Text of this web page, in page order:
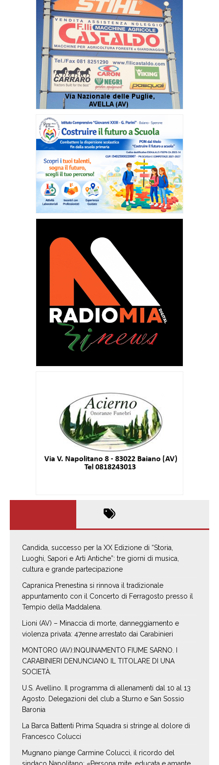
Candida, successo per la XX Edizione di “Storia,
Luoghi, Sapori e Arti Antiche”: tre giorni di musica,
cultura e grande partecipazione
Capranica Prenestina si rinnova il tradizionale
appuntamento con il Concerto di Ferragosto presso il
Tempio della Maddalena.
Lioni (AV) – Minaccia di morte, danneggiamento e
violenza privata: 47enne arrestato dai Carabinieri
MONTORO (AV):INQUINAMENTO FIUME SARNO. I
CARABINIERI DENUNCIANO IL TITOLARE DI UNA
SOCIETÀ.
U.S. Avellino. Il programma di allenamenti dal 10 al 13
Agosto. Delegazioni del club a Sturno e San Sossio
Baronia
La Barca Battenti Prima Squadra si stringe al dolore di
Francesco Colucci
Mugnano piange Carmine Colucci, il ricordo del